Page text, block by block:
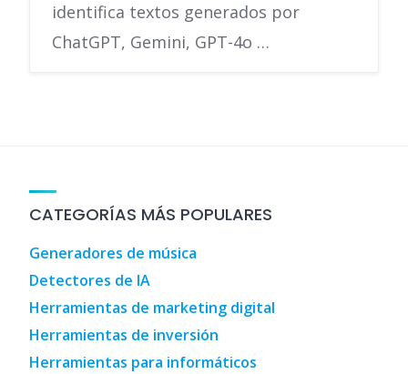
identifica textos generados por
ChatGPT, Gemini, GPT-4o …
CATEGORÍAS MÁS POPULARES
Generadores de música
Detectores de IA
Herramientas de marketing digital
Herramientas de inversión
Herramientas para informáticos